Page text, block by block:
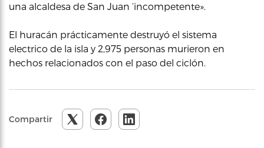
una alcaldesa de San Juan ‘incompetente».
El huracán prácticamente destruyó el sistema
electrico de la isla y 2,975 personas murieron en
hechos relacionados con el paso del ciclón.
Compartir